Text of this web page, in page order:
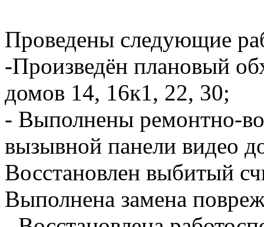
Проведены следующие
-Произведён плановый
домов 14, 16к1, 22, 30;
- Выполнены ремонтно-
вызывной панели видео
Восстановлен выбитый
Выполнена замена